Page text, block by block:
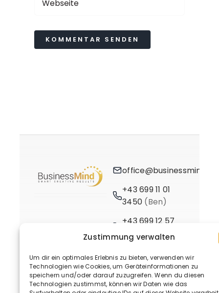
Zustimmung verwalten
Um dir ein optimales Erlebnis zu bieten, verwenden wir
Technologien wie Cookies, um Geräteinformationen zu
speichern und/oder darauf zuzugreifen. Wenn du diesen
Technologien zustimmst, können wir Daten wie das
office@businessmind.at
+43 699 11 01
3450 (Ben)
+43 699 12 57
3661(Birgit)